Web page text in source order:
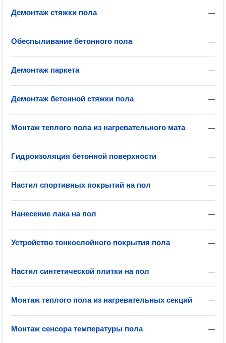
—
Демонтаж стяжки пола
—
Обеспыливание бетонного пола
—
Демонтаж паркета
—
Демонтаж бетонной стяжки пола
—
Монтаж теплого пола из нагревательного мата
—
Гидроизоляция бетонной поверхности
—
Настил спортивных покрытий на пол
—
Нанесение лака на пол
—
Устройство тонкослойного покрытия пола
—
Настил синтетической плитки на пол
—
Монтаж теплого пола из нагревательных секций
—
Монтаж сенсора температуры пола